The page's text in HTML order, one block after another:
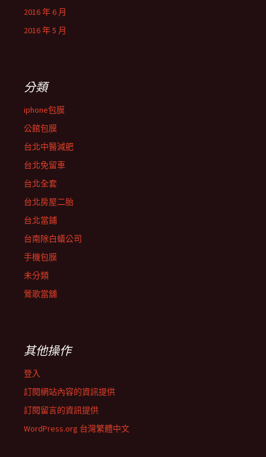
2016 年 6 月
2016 年 5 月
分類
iphone包膜
公館包膜
台北中醫減肥
台北免留車
台北全套
台北房屋二胎
台北當鋪
台南除白蟻公司
手機包膜
未分類
鶯歌當舖
其他操作
登入
訂閱網站內容的資訊提供
訂閱留言的資訊提供
WordPress.org 台灣繁體中文